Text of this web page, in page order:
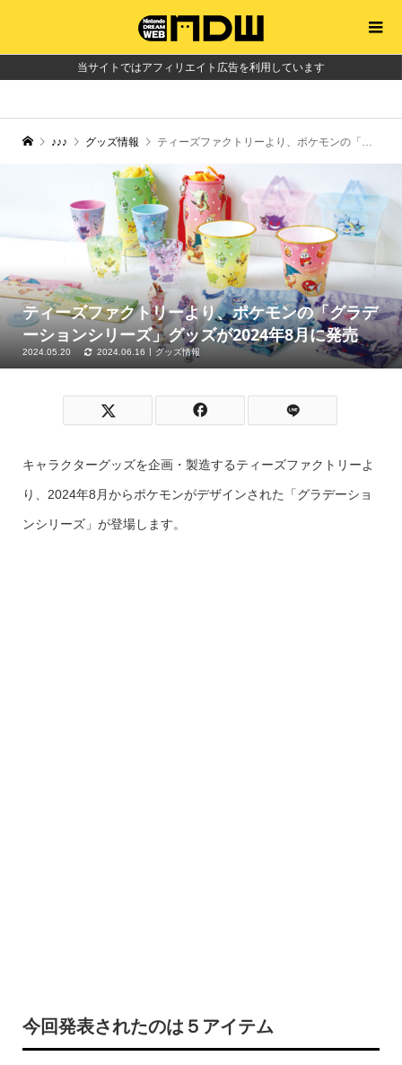
当サイトではアフィリエイト広告を利用しています
♪♪♪ グッズ情報 ティーズファクトリーより、ポケモンの「グラデーションシリーズ」グッズが2024年8月に発売
ティーズファクトリーより、ポケモンの「グラデ
ーションシリーズ」グッズが2024年8月に発売
2024.05.20 2024.06.16 グッズ情報
キャラクターグッズを企画・製造するティーズファクトリーよ
り、2024年8月からポケモンがデザインされた「グラデーショ
ンシリーズ」が登場します。
今回発表されたのは５アイテム